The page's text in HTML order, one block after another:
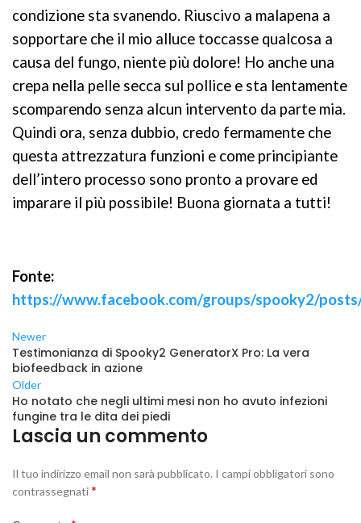
condizione sta svanendo. Riuscivo a malapena a
sopportare che il mio alluce toccasse qualcosa a
causa del fungo, niente più dolore! Ho anche una
crepa nella pelle secca sul pollice e sta lentamente
scomparendo senza alcun intervento da parte mia.
Quindi ora, senza dubbio, credo fermamente che
questa attrezzatura funzioni e come principiante
dell’intero processo sono pronto a provare ed
imparare il più possibile! Buona giornata a tutti!
Fonte:
https://www.facebook.com/groups/spooky2/
Newer
Testimonianza di Spooky2 GeneratorX Pro: La vera
biofeedback in azione
Older
Ho notato che negli ultimi mesi non ho avuto infezioni
fungine tra le dita dei piedi
Lascia un commento
Il tuo indirizzo email non sarà pubblicato. I campi obbligatori sono
contrassegnati*